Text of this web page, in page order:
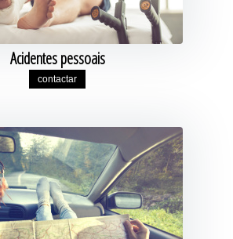
Acidentes pessoais
contactar